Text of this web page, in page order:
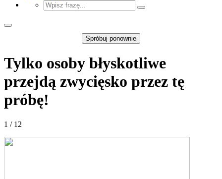
Spróbuj ponownie
Tylko osoby błyskotliwe
przejdą zwycięsko przez tę
próbę!
1 / 12